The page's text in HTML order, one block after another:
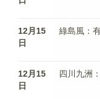
12月15
日
綠島風：
12月15
日
四川九洲